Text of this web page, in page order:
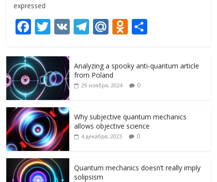
expressed
F
e
b
o
o
k
T
itt
er
V T
gr
a
M
R
u
O
n
o
kl
s
ni
р
и
т
Analyzing a spooky anti-quantum article
from Poland
29 ноября, 2024 0
Why subjective quantum mechanics
allows objective science
4 декабря, 2023 0
Quantum mechanics doesn’t really imply
solipsism